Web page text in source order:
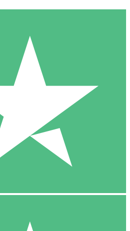
Individuales
de descarga. Sin compromiso
10 00
10 Descargas